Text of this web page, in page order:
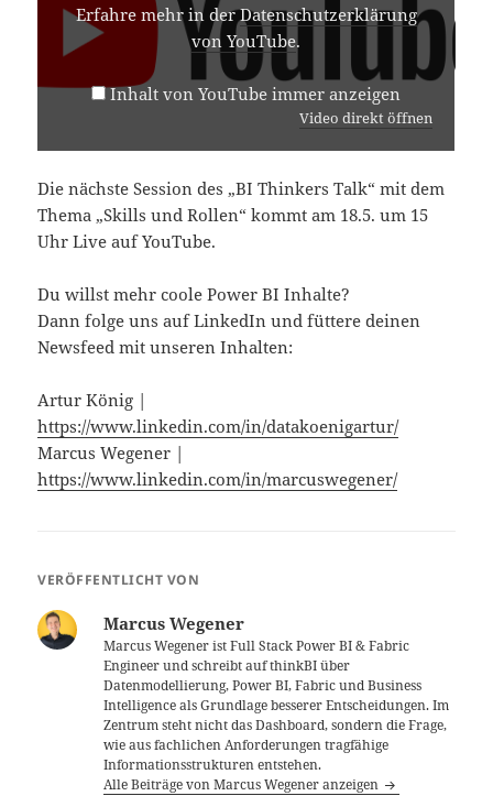
Erfahre mehr in derDatenschutzerklärung
von YouTube.
Inhalt von YouTube immer anzeigen
Video direkt öffnen
Die nächste Session des „BI Thinkers Talk“ mit dem
Thema „Skills und Rollen“ kommt am 18.5. um 15
Uhr Live auf YouTube.
Du willst mehr coole Power BI Inhalte?
Dann folge uns auf LinkedIn und füttere deinen
Newsfeed mit unseren Inhalten:
Artur König |
https://www.linkedin.com/in/datakoenigartur/
Marcus Wegener | ​
https://www.linkedin.com/in/marcuswegener/
VERÖFFENTLICHT VON
Marcus Wegener
Marcus Wegener ist Full Stack Power BI & Fabric
Engineer und schreibt auf thinkBI über
Datenmodellierung, Power BI, Fabric und Business
Intelligence als Grundlage besserer Entscheidungen. Im
Zentrum steht nicht das Dashboard, sondern die Frage,
wie aus fachlichen Anforderungen tragfähige
Informationsstrukturen entstehen.
Alle Beiträge von Marcus Wegener anzeigen